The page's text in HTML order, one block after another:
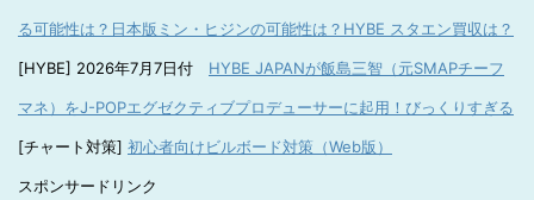
る可能性は？日本版ミン・ヒジンの可能性は？HYBE スタエン買収は？
[HYBE] 2026年7月7日付 HYBE JAPANが飯島三智（元SMAPチーフ
マネ）をJ-POPエグゼクティブプロデューサーに起用！びっくりすぎる
[チャート対策] 初心者向けビルボード対策（Web版）
スポンサードリンク